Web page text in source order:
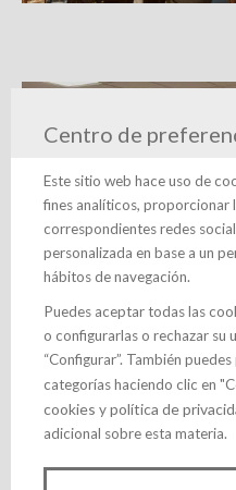
Centro de
Este sitio web hace uso de
fines analíticos, proporcionar
correspondientes redes
personalizada en base a un
hábitos de navegación.
Puedes aceptar todas las
o configurarlas o rechazar su
“Configurar”. También
categorías haciendo clic en
cookies ypolítica de
adicional sobre esta materia.